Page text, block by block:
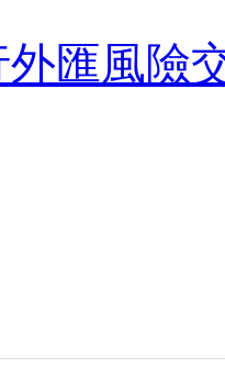
匯風險